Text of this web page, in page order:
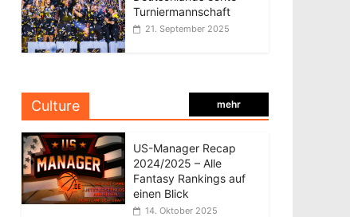
Turniermannschaft
21. September 2025
Culture mehr
US-Manager Recap
2024/2025 – Alle
Fantasy Rankings auf
einen Blick
14. Oktober 2025